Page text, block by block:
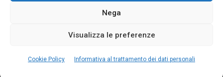
Nega
Visualizza le preferenze
Cookie Policy Informativa al trattamento dei dati personali
Copyright Blumatica
MENU